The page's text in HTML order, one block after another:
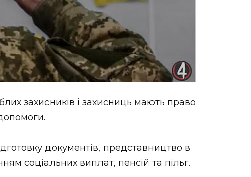
захисників і захисниць мають право
документів, представництво в
соціальних виплат, пенсій та пільг.